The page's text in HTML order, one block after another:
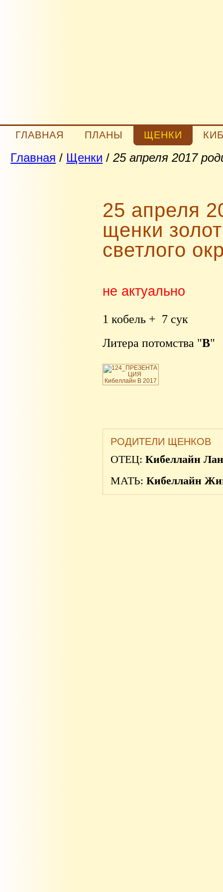
ГЛАВНАЯ ПЛАНЫ ЩЕНКИ
Главная / Щенки /25 апреля 2017
25 апреля
щенки
светлого
не актуально
1 кобель + 7 сук
Литера потомства "В"
РОДИТЕЛИ ЩЕНКОВ
ОТЕЦ: Кибеллайн
МАТЬ: Кибеллайн